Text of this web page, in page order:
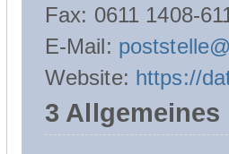
Fax: 0611 1408-
E-Mail:
Website: https://
3